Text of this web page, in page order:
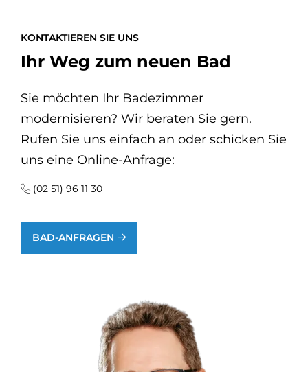
KONTAKTIEREN SIE UNS
Ihr Weg zum neuen Bad
Sie möchten Ihr Badezimmer
modernisieren? Wir beraten Sie gern.
Rufen Sie uns einfach an oder schicken Sie
uns eine Online-Anfrage:
(02 51) 96 11 30
BAD-ANFRAGEN